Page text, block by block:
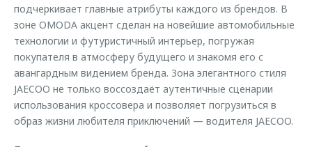
подчеркивает главные атрибуты каждого из брендов. В
зоне OMODA акцент сделан на новейшие автомобильные
технологии и футуристичный интерьер, погружая
покупателя в атмосферу будущего и знакомя его с
авангардным видением бренда. Зона элегантного стиля
JAECOO не только воссоздаёт аутентичные сценарии
использования кроссовера и позволяет погрузиться в
образ жизни любителя приключений — водителя JAECOO.